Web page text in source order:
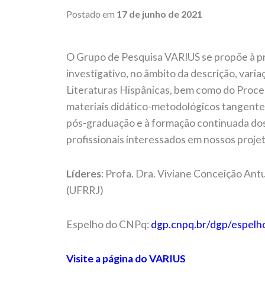
Postado em 17 de junho de 2021
O Grupo de Pesquisa VARIUS se propõe à
investigativo, no âmbito da descrição,
Literaturas Hispânicas, bem como do
materiais didático-metodológicos
pós-graduação e à formação continuada
profissionais interessados em nossos
Líderes: Profa. Dra. Viviane Conceição
(UFRRJ)
Espelho do CNPq: dgp.cnpq.br/dgp/
Visite a página do VARIUS